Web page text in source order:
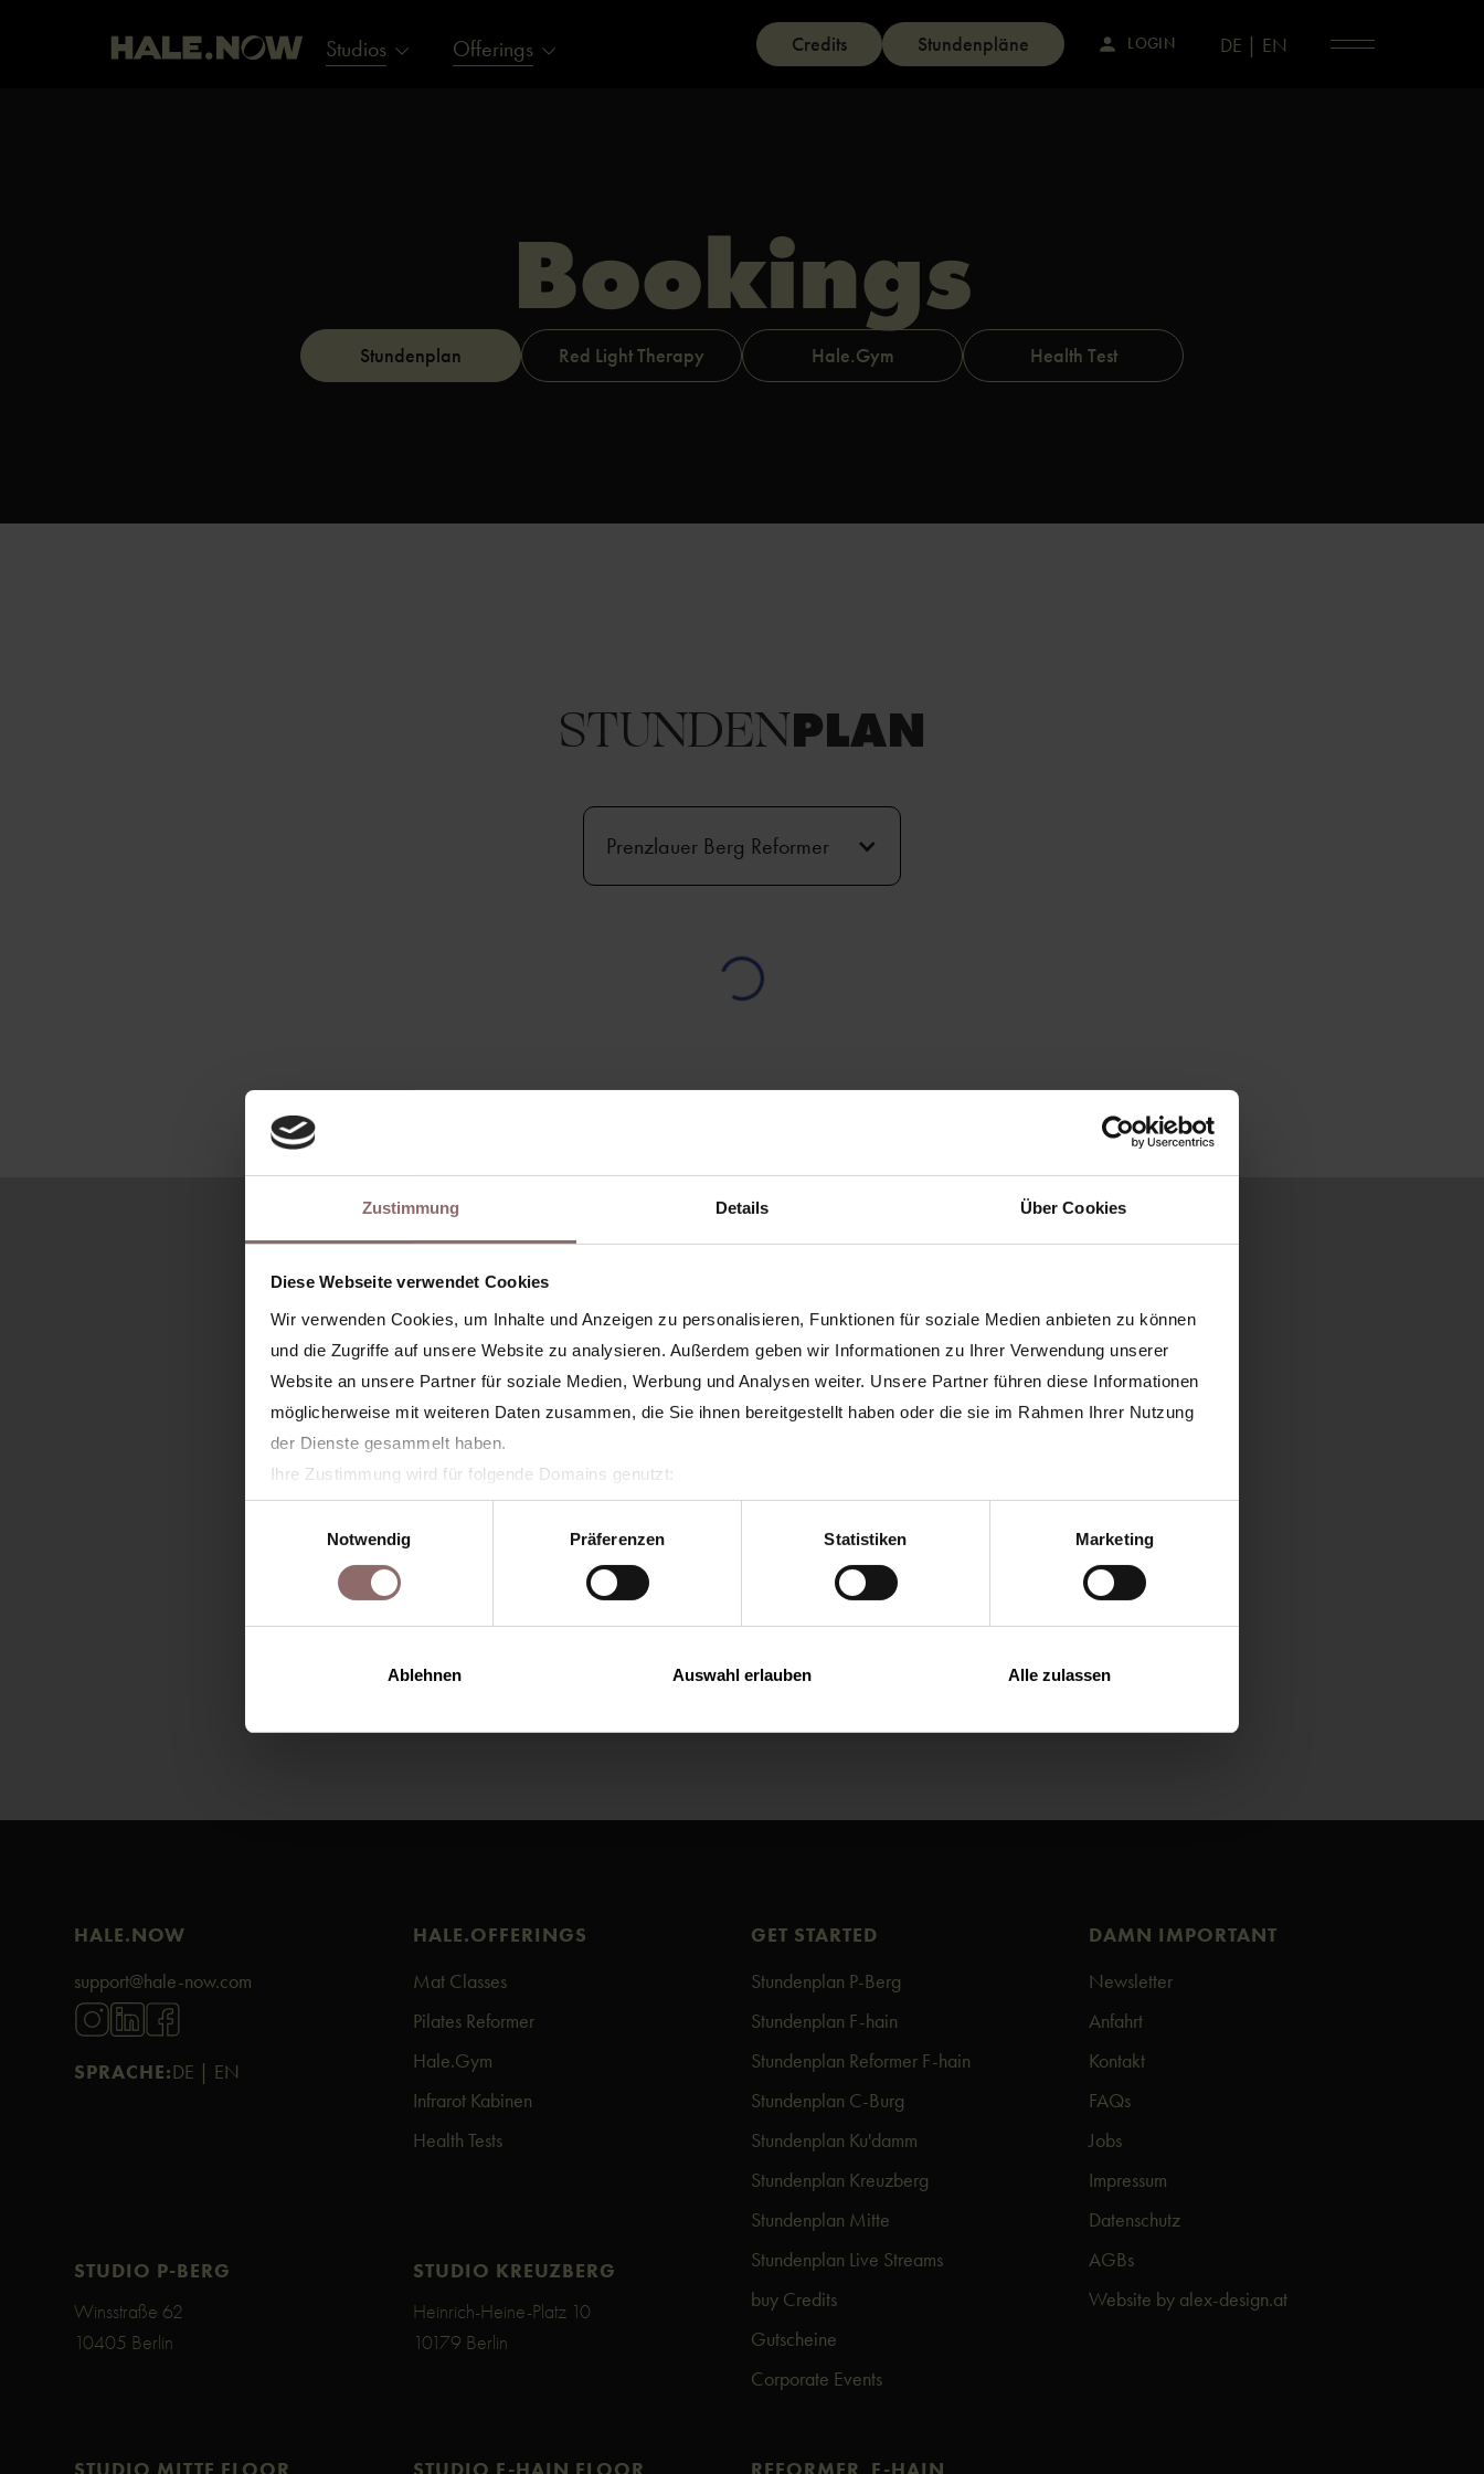
Zustimmung Details Über Cookies
Diese Webseite verwendet Cookies
Wir verwenden Cookies, um Inhalte und Anzeigen zu personalisieren, Funktionen für soziale Medien anbieten zu können
und die Zugriffe auf unsere Website zu analysieren. Außerdem geben wir Informationen zu Ihrer Verwendung unserer
Website an unsere Partner für soziale Medien, Werbung und Analysen weiter. Unsere Partner führen diese Informationen
möglicherweise mit weiteren Daten zusammen, die Sie ihnen bereitgestellt haben oder die sie im Rahmen Ihrer Nutzung
der Dienste gesammelt haben.
Ihre Zustimmung wird für folgende Domains genutzt:
feelinghale.com
hale-club.com
hale-now.com
Notwendig
Präferenzen Statistiken Marketing
Ablehnen Auswahl erlauben Alle zulassen
Studios Offerings Credits Stundenpläne LOGIN DE | EN
Bookings
Stundenplan Red Light Therapy Hale.Gym Health Test
STUNDEN­PLAN
Prenzlauer Berg Reformer
Klassen können auch ganz
easy über unsere App
gebucht werden
HALE.NOW
support@hale-now.com
SPRACHE:DE | EN
HALE.OFFERINGS
Mat Classes
Pilates Reformer
Hale.Gym
Infrarot Kabinen
Health Tests
STUDIO P-BERG
Winsstraße 62
10405 Berlin
STUDIO KREUZBERG
Heinrich-Heine-Platz 10
10179 Berlin
GET STARTED
Stundenplan P-Berg
Stundenplan F-hain
Stundenplan Reformer F-hain
Stundenplan C-Burg
Stundenplan Ku'damm
Stundenplan Kreuzberg
Stundenplan Mitte
Stundenplan Live Streams
buy Credits
Gutscheine
Corporate Events
DAMN IMPORTANT
Newsletter
Anfahrt
Kontakt
FAQs
Jobs
Impressum
Datenschutz
AGBs
Website by alex-design.at